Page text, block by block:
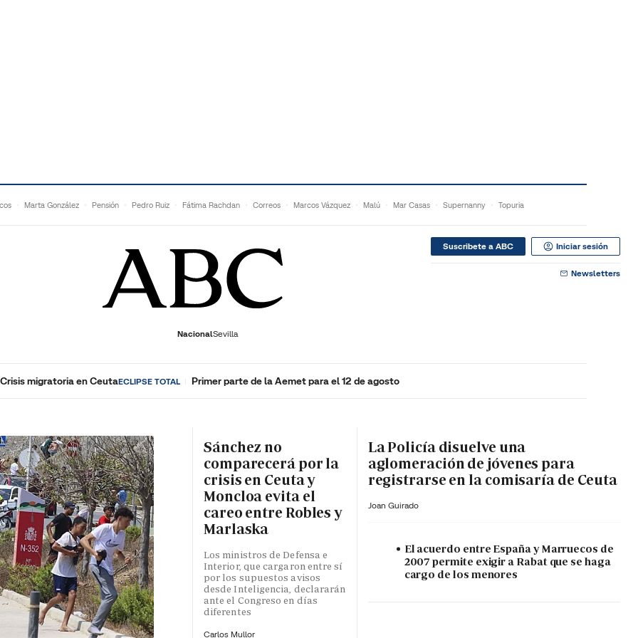
Marta González Pensión Pedro Ruiz Fátima Rachdan Correos Marcos Vázquez Malú Mar Casas Supernanny Topuria
NacionalSevilla
Suscribete a ABC Iniciar sesión
Newsletters
ECONOMÍADEPORTESSOCIEDADCULTURAGENTEPLAYHISTORIAÚLTIMA HORA
Crisis migratoria en CeutaECLIPSE TOTAL Primer parte de la Aemet para el 12 de agosto
Sánchez no
comparecerá por la
crisis en Ceuta y
Moncloa evita el
careo entre Robles y
Marlaska
Los ministros de Defensa e
Interior, que cargaron entre sí
por los supuestos avisos
desde Inteligencia, declararán
ante el Congreso en días
diferentes
Carlos Mullor
La Policía disuelve una
aglomeración de jóvenes para
registrarse en la comisaría de Ceuta
Joan Guirado
El acuerdo entre España y Marruecos de
2007 permite exigir a Rabat que se haga
cargo de los menores